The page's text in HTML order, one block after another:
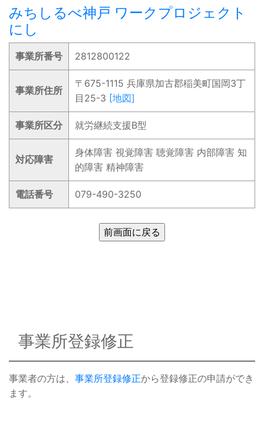
みちしるべ神戸 ワークプロジェクト
にし
事業所番号 2812800122
事業所住所
〒675-1115 兵庫県加古郡稲美町国岡3丁
目25-3 [地図]
事業所区分 就労継続支援B型
対応障害
身体障害 視覚障害 聴覚障害 内部障害 知
的障害 精神障害
電話番号 079-490-3250
事業所登録修正
事業者の方は、 事業所登録修正から登録修正の申請ができ
ます。